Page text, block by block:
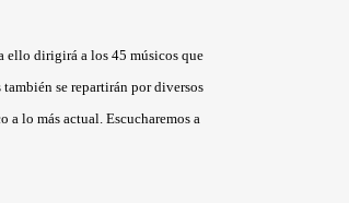
ello dirigirá a los 45 músicos que
se repartirán por diversos
a lo más actual. Escucharemos a